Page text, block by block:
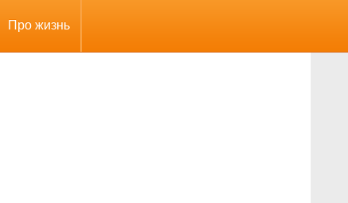
Про жизнь